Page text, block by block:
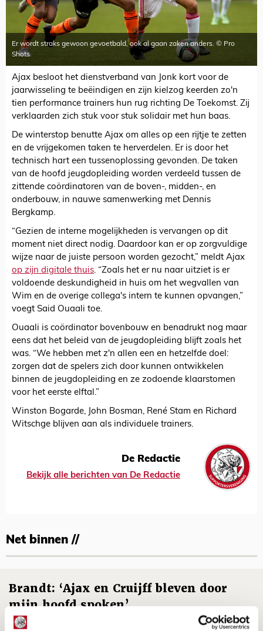
Er wordt straks gewoon gevoetbald, ook al gaan zaken anders. © Pro
Shots
Ajax besloot het dienstverband van Jonk kort voor de
jaarwisseling te beëindigen en zijn kielzog keerden zo'n
tien performance trainers hun rug richting De Toekomst. Zij
verklaarden zich stuk voor stuk solidair met hun baas.
De winterstop benutte Ajax om alles op een rijtje te zetten
en de vrijgekomen taken te herverdelen. Er is door het
technisch hart een tussenoplossing gevonden. De taken
van de hoofd jeugdopleiding worden verdeeld tussen de
zittende coördinatoren van de boven-, midden-, en
onderbouw, in nauwe samenwerking met Dennis
Bergkamp.
“Gezien de interne mogelijkheden is vervangen op dit
moment niet direct nodig. Daardoor kan er op zorgvuldige
wijze naar de juiste persoon worden gezocht,” meldt Ajax
op zijn digitale thuis. “Zoals het er nu naar uitziet is er
voldoende deskundigheid in huis om het wegvallen van
Wim en de overige collega's intern te kunnen opvangen,”
voegt Said Ouaali toe.
Ouaali is coördinator bovenbouw en benadrukt nog maar
eens dat het beleid van de jeugdopleiding blijft zoals het
was. “We hebben met z'n allen een en hetzelfde doel:
zorgen dat de spelers zich door kunnen ontwikkelen
binnen de jeugdopleiding en ze zodoende klaarstomen
voor het eerste elftal.”
Winston Bogarde, John Bosman, René Stam en Richard
Witschge blijven aan als individuele trainers.
De Redactie
Bekijk alle berichten van De Redactie
Net binnen //
Brandt: ‘Ajax en Cruijff bleven door
mijn hoofd spoken’
07 AUGUSTUS 2026 - 20:02